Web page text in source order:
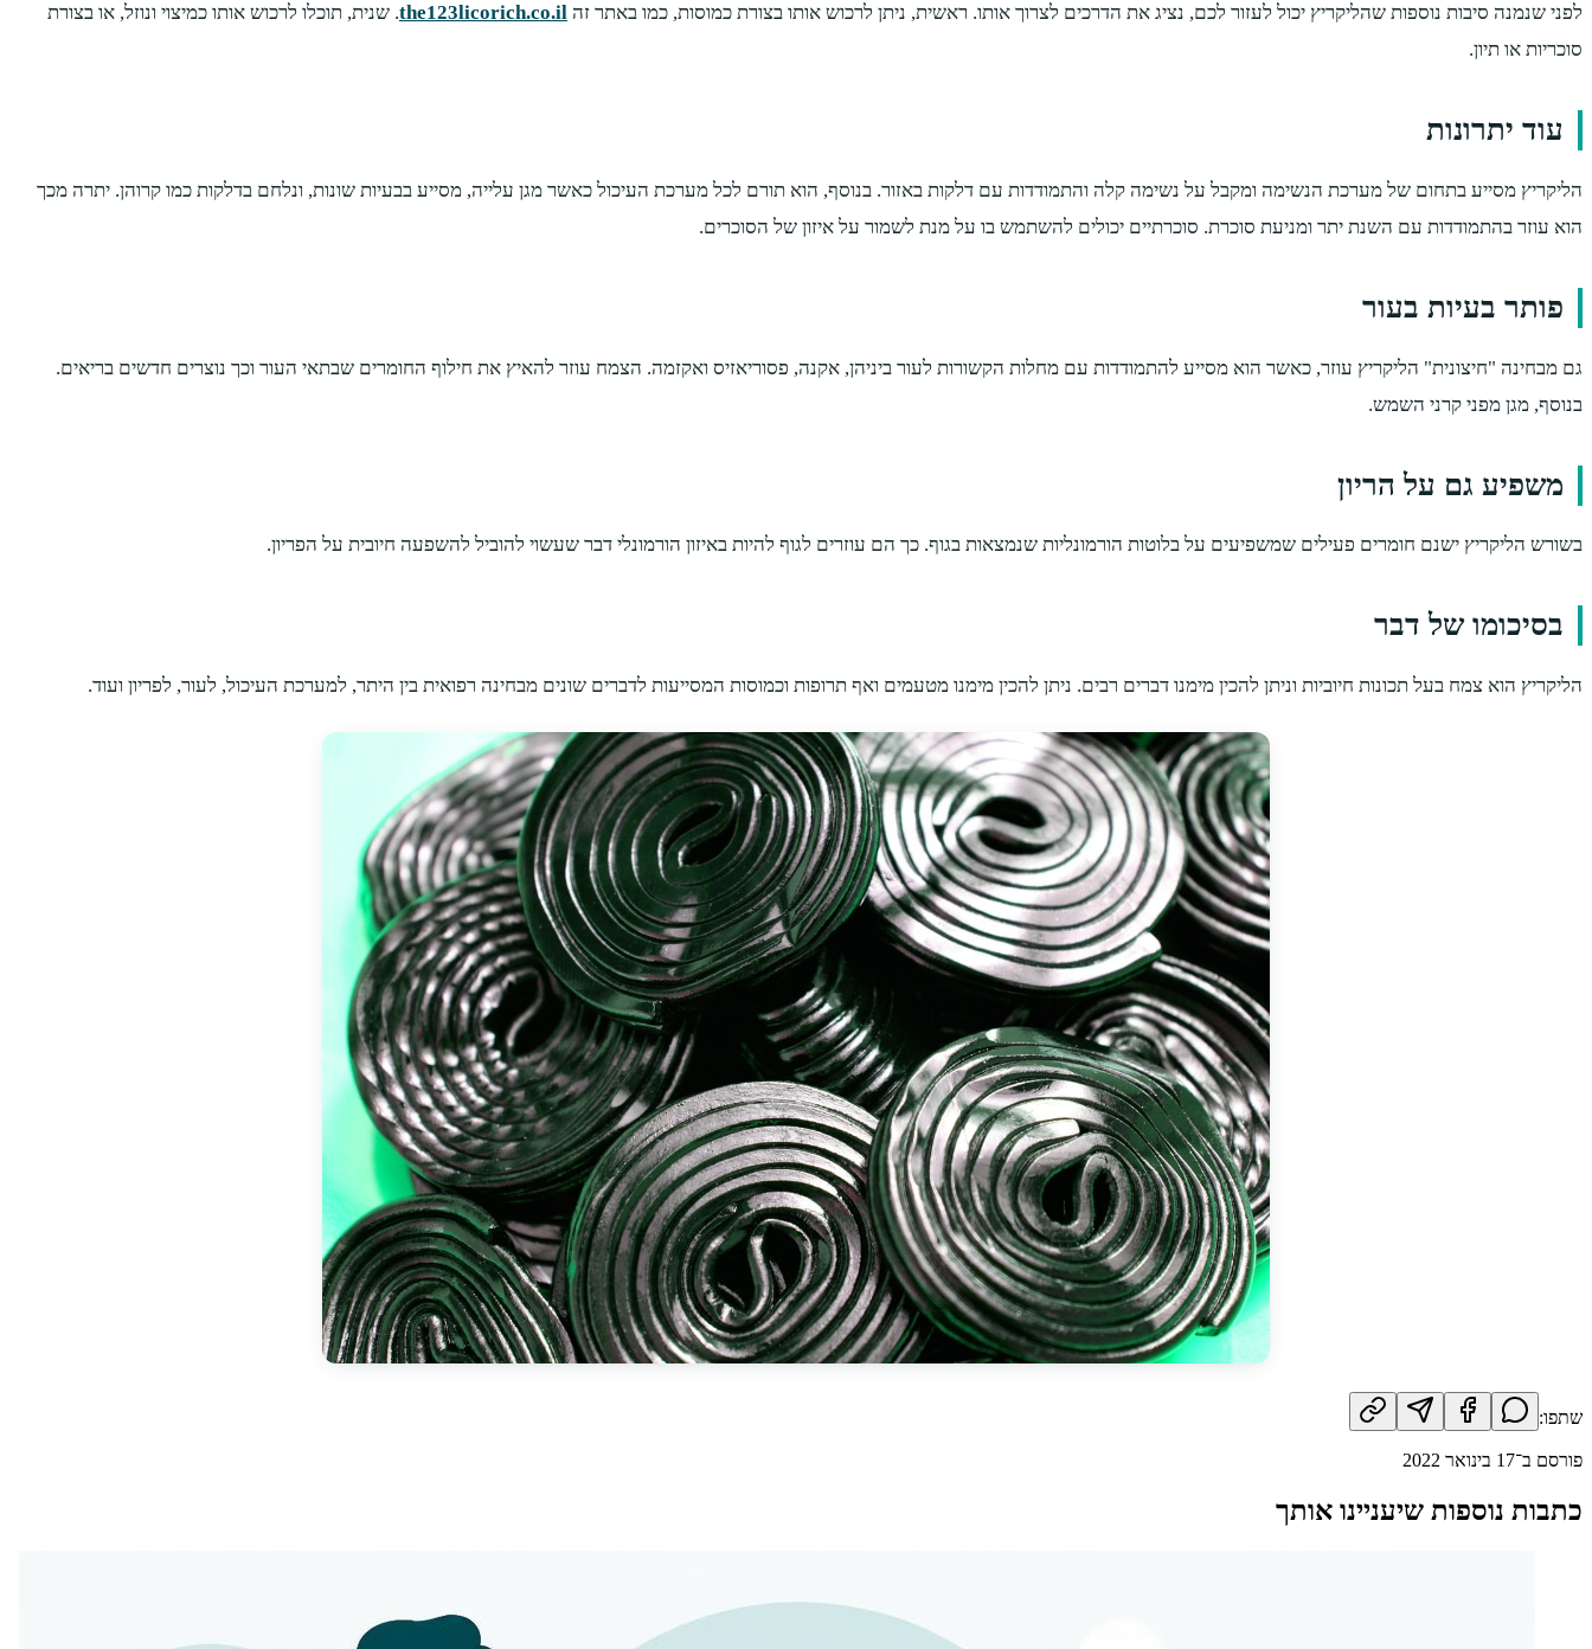
לפני שנמנה סיבות נוספות שהליקריץ יכול לעזור לכם, נציג את הדרכים לצרוך אותו. ראשית, ניתן לרכוש אותו בצורת כמוסות, כמו באתר זה the123licorich.co.il. שנית, תוכלו לרכוש אותו כמיצוי ונוזל, או בצורת
סוכריות או תיון.
עוד יתרונות
הליקריץ מסייע בתחום של מערכת הנשימה ומקבל על נשימה קלה והתמודדות עם דלקות באזור. בנוסף, הוא תורם לכל מערכת העיכול כאשר מגן עלייה, מסייע בבעיות שונות, ונלחם בדלקות כמו קרוהן. יתרה מכך
הוא עוזר בהתמודדות עם השנת יתר ומניעת סוכרת. סוכרתיים יכולים להשתמש בו על מנת לשמור על איזון של הסוכרים.
פותר בעיות בעור
גם מבחינה "חיצונית" הליקריץ עוזר, כאשר הוא מסייע להתמודדות עם מחלות הקשורות לעור ביניהן, אקנה, פסוריאזיס ואקזמה. הצמח עוזר להאיץ את חילוף החומרים שבתאי העור וכך נוצרים חדשים בריאים.
בנוסף, מגן מפני קרני השמש.
משפיע גם על הריון
בשורש הליקריץ ישנם חומרים פעילים שמשפיעים על בלוטות הורמונליות שנמצאות בגוף. כך הם עוזרים לגוף להיות באיזון הורמונלי דבר שעשוי להוביל להשפעה חיובית על הפריון.
בסיכומו של דבר
הליקריץ הוא צמח בעל תכונות חיוביות וניתן להכין מימנו דברים רבים. ניתן להכין מימנו מטעמים ואף תרופות וכמוסות המסייעות לדברים שונים מבחינה רפואית בין היתר, למערכת העיכול, לעור, לפריון ועוד.
שתפו:
פורסם ב־17 בינואר 2022
כתבות נוספות שיעניינו אותך